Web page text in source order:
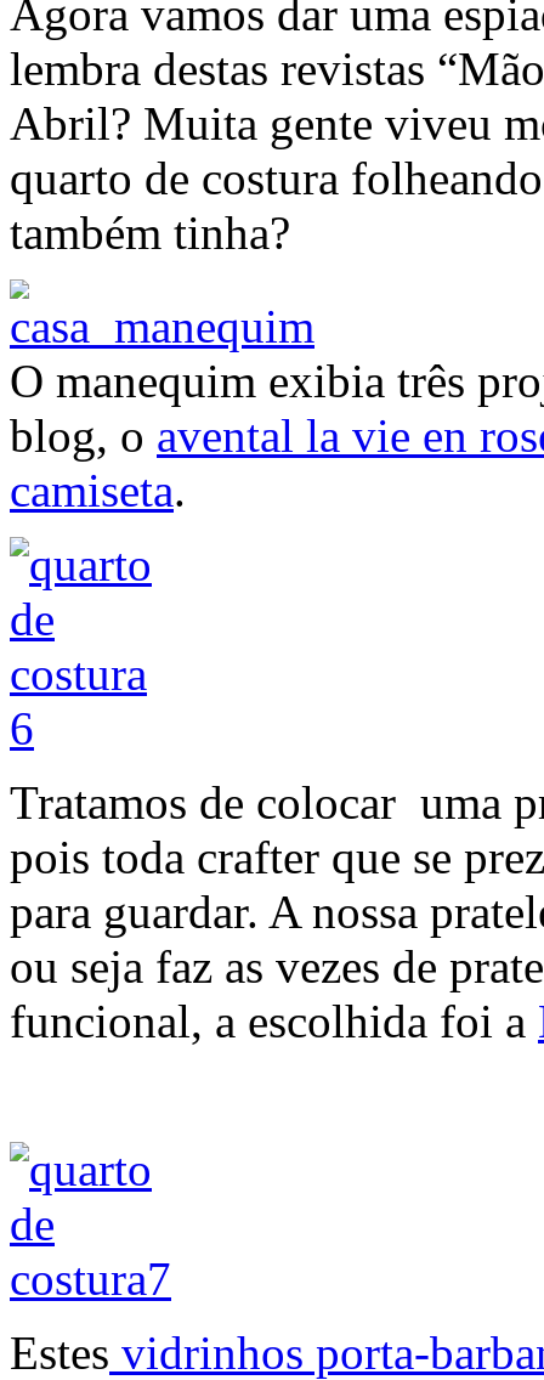
Agora vamos dar uma
lembra destas revistas
Abril? Muita gente viveu
quarto de costura
também tinha?
O manequim exibia três
blog, o avental la vie en
camiseta.
Tratamos de colocar uma
pois toda crafter que se
para guardar. A nossa
ou seja faz as vezes de
funcional, a escolhida foi a
Estes vidrinhos porta-